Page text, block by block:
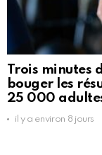
Trois minutes
bouger les
25 000
il y a environ 8 jours